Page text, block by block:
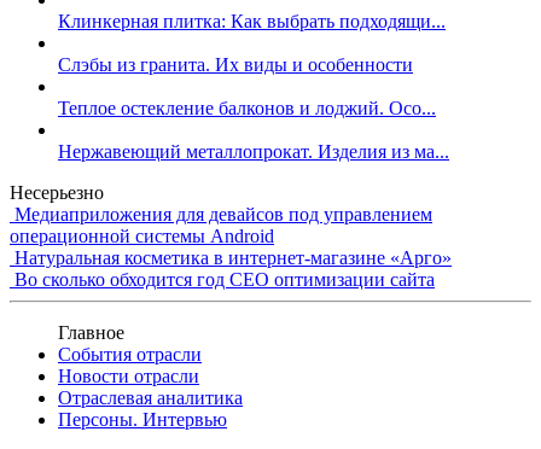
Клинкерная плитка: Как выбрать подходящи...
Слэбы из гранита. Их виды и особенности
Теплое остекление балконов и лоджий. Осо...
Нержавеющий металлопрокат. Изделия из ма...
Несерьезно
Медиаприложения для девайсов под управлением
операционной системы Android
Натуральная косметика в интернет-магазине «Арго»
Во сколько обходится год СЕО оптимизации сайта
Главное
События отрасли
Новости отрасли
Отраслевая аналитика
Персоны. Интервью